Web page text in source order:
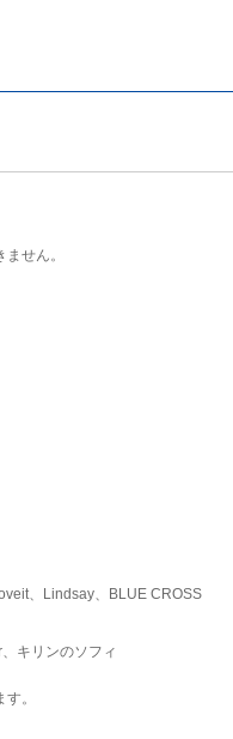
せん。
、Lindsay、BLUE CROSS
キリンのソフィ
。